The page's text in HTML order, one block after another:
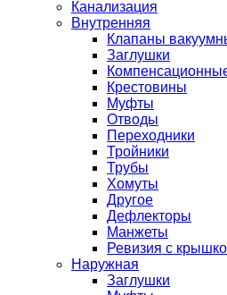
Канализация
Внутренняя
Клапаны
Заглушки
Крестовины
Муфты
Отводы
Переходники
Тройники
Трубы
Хомуты
Другое
Дефлекторы
Манжеты
Ревизия с
Наружная
Заглушки